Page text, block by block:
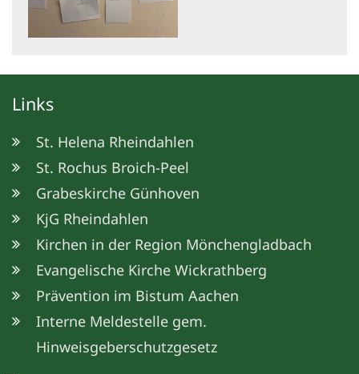
Links
St. Helena Rheindahlen
St. Rochus Broich-Peel
Grabeskirche Günhoven
KjG Rheindahlen
Kirchen in der Region Mönchengladbach
Evangelische Kirche Wickrathberg
Prävention im Bistum Aachen
Interne Meldestelle gem.
Hinweisgeberschutzgesetz